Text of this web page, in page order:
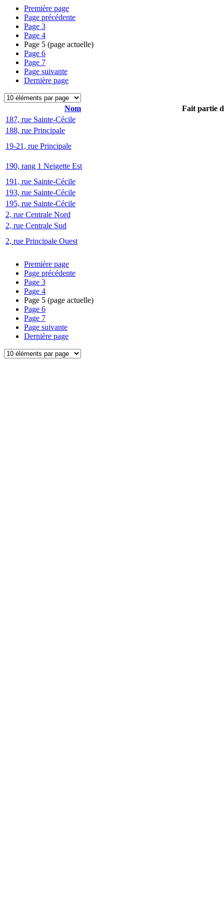
Première page
Page précédente
Page 3
Page 4
Page 5 (page actuelle)
Page 6
Page 7
Page suivante
Dernière page
Nom
Fait partie
187, rue Sainte-Cécile
188, rue Principale
19-21, rue Principale
190, rang 1 Neigette Est
191, rue Sainte-Cécile
193, rue Sainte-Cécile
195, rue Sainte-Cécile
2, rue Centrale Nord
2, rue Centrale Sud
2, rue Principale Ouest
Première page
Page précédente
Page 3
Page 4
Page 5 (page actuelle)
Page 6
Page 7
Page suivante
Dernière page